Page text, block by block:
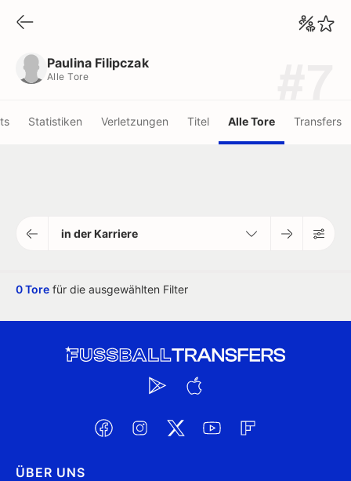
Paulina Filipczak
Alle Tore
Statistiken Verletzungen Titel Alle Tore Transfers
in der Karriere
0 Tore für die ausgewählten Filter
ÜBER UNS